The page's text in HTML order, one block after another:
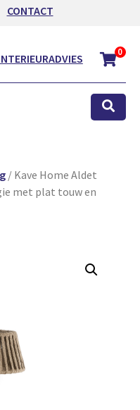
CONTACT
0
/ Kave Home Aldet
met plat touw en